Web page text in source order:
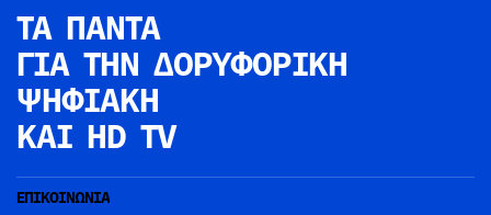
ΤΑ ΠΑΝΤΑ
ΓΙΑ ΤΗΝ ΔΟΡΥΦΟΡΙΚΗ
ΨΗΦΙΑΚΗ
ΚΑΙ HD TV
ΕΠΙΚΟΙΝΩΝΙΑ